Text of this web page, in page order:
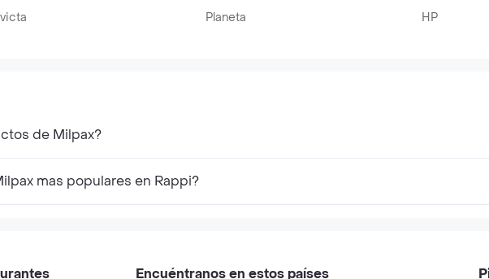
Planeta HP
de Milpax?
mas populares en Rappi?
Encuéntranos en estos países